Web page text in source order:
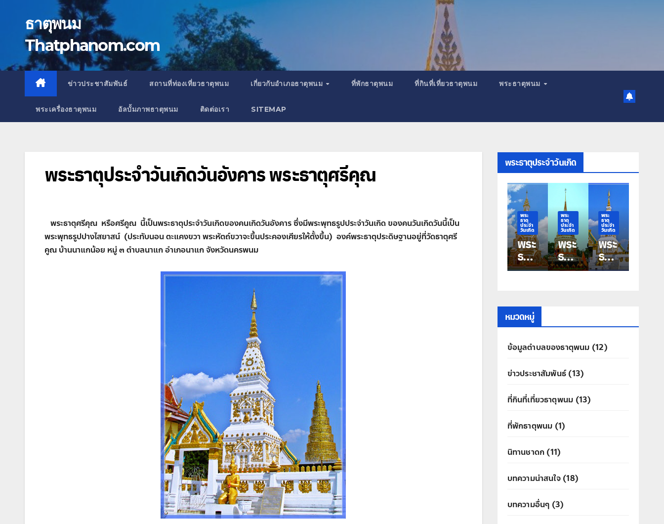
contentธาตุพนม
Thatphanom.com
ข่าวประชาสัมพันธ์ สถานที่ท่องเที่ยวธาตุพนม เกี่ยวกับอำเภอธาตุพนม ที่พักธาตุพนม ที่กินที่เที่ยวธาตุพนม พระธาตุพนม
พระเครื่องธาตุพนม อัลบั้มภาพธาตุพนม ติดต่อเรา SITEMAP
พระธาตุประจำวันเกิดวันอังคาร พระธาตุศรีคุณ
พระธาตุศรีคุณ หรือศรีคูณ นี้เป็นพระธาตุประจำวันเกิดของคนเกิดวันอังคาร ซึ่งมีพระพุทธรูปประจำวันเกิด ของคนวันเกิดวันนี้เป็น
พระพุทธรูปปางไสยาสน์ (ประทับนอน ตะแคงขวา พระหัตถ์ขวาจะขึ้นประคองเศียรให้ตั้งขึ้น) องค์พระธาตุประดิษฐานอยู่ที่วัดธาตุศรี
คูณ บ้านนาแกน้อย หมู่ ๓ ตำบลนาแก อำเภอนาแก จังหวัดนครพนม
พระธาตุประจำวันเกิด
พระ
ธาตุ
ประจำ
พระ
พระ
ธาตุ
ประจำ
วันเกิด
พระ
ธาตุ
ประ
เกิด
วัน
พฤ
หัสบ
ดี
พระ
ธาตุ
ประ
สิทธิ์
พระ
ธาตุ
ประจำ
วันเกิด
พระ
ธาตุ
ประ
พุธ
พระ
ธาตุ
มหา
ชัย
พระ
ธาตุ
ประจำ
วันเกิด
พระ
ธาตุ
ประ
อังค
าร
พระ
หมวดหมู่
ข้อมูลตำบลของธาตุพนม (12)
ข่าวประชาสัมพันธ์(13)
ที่กินที่เที่ยวธาตุพนม (13)
ที่พักธาตุพนม (1)
นิทานชาดก (11)
บทความน่าสนใจ(18)
บทความอื่นๆ (3)